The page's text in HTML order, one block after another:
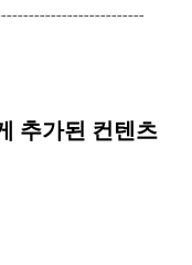
추가된 컨텐츠